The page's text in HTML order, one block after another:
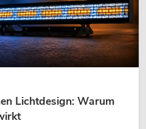
Lichtdesign: Warum